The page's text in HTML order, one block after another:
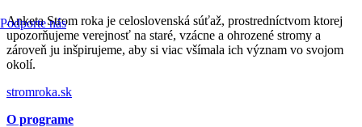
Podporte nás
Anketa Strom roka je celoslovenská súťaž, prostredníctvom ktorej
upozorňujeme verejnosť na staré, vzácne a ohrozené stromy a
zároveň ju inšpirujeme, aby si viac všímala ich význam vo svojom
okolí.
stromroka.sk
O programe